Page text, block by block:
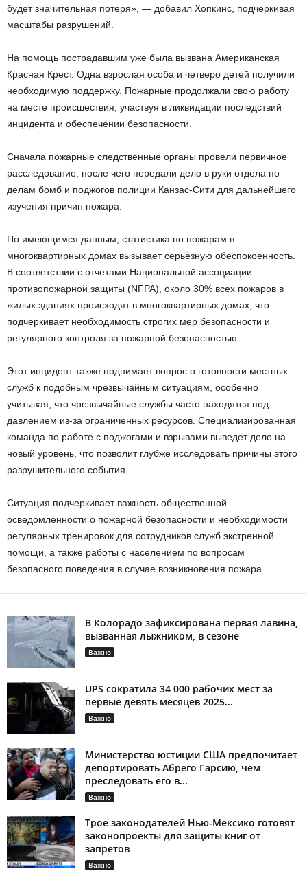
будет значительная потеря», — добавил Хопкинс, подчеркивая
масштабы разрушений.
На помощь пострадавшим уже была вызвана Американская
Красная Крест. Одна взрослая особа и четверо детей получили
необходимую поддержку. Пожарные продолжали свою работу
на месте происшествия, участвуя в ликвидации последствий
инцидента и обеспечении безопасности.
Сначала пожарные следственные органы провели первичное
расследование, после чего передали дело в руки отдела по
делам бомб и поджогов полиции Канзас-Сити для дальнейшего
изучения причин пожара.
По имеющимся данным, статистика по пожарам в
многоквартирных домах вызывает серьёзную обеспокоенность.
В соответствии с отчетами Национальной ассоциации
противопожарной защиты (NFPA), около 30% всех пожаров в
жилых зданиях происходят в многоквартирных домах, что
подчеркивает необходимость строгих мер безопасности и
регулярного контроля за пожарной безопасностью.
Этот инцидент также поднимает вопрос о готовности местных
служб к подобным чрезвычайным ситуациям, особенно
учитывая, что чрезвычайные службы часто находятся под
давлением из-за ограниченных ресурсов. Специализированная
команда по работе с поджогами и взрывами выведет дело на
новый уровень, что позволит глубже исследовать причины этого
разрушительного события.
Ситуация подчеркивает важность общественной
осведомленности о пожарной безопасности и необходимости
регулярных тренировок для сотрудников служб экстренной
помощи, а также работы с населением по вопросам
безопасного поведения в случае возникновения пожара.
В Колорадо зафиксирована первая лавина,
вызванная лыжником, в сезоне
Важно
UPS сократила 34 000 рабочих мест за
первые девять месяцев 2025...
Важно
Министерство юстиции США предпочитает
депортировать Абрего Гарсию, чем
преследовать его в...
Важно
Трое законодателей Нью-Мексико готовят
законопроекты для защиты книг от
запретов
Важно